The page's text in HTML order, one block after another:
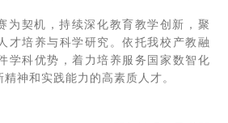
为契机，持续深化教育教学创新，聚
才培养与科学研究。依托我校产教融
学科优势，着力培养服务国家数智化
神和实践能力的高素质人才。